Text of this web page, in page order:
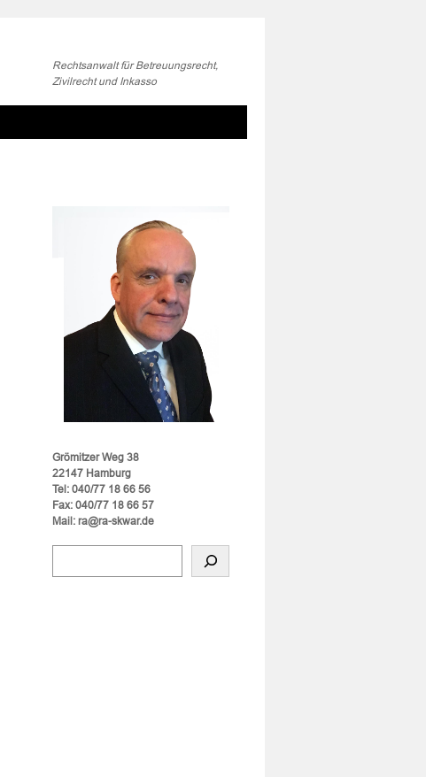
Rechtsanwalt für Betreuungsrecht,
Zivilrecht und Inkasso
Grömitzer Weg 38
22147 Hamburg
Tel: 040/77 18 66 56
Fax: 040/77 18 66 57
Mail: ra@ra-skwar.de